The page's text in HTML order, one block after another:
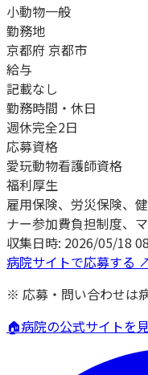
小動物一般
勤務地
京都府 京都市
給与
記載なし
勤務時間・休日
週休完全2日
応募資格
愛玩動物看護師資格
福利厚生
雇用保険、労災保険、
ナー参加費負担制度、
収集日時: 2026/05/18
病院サイトで応募する
※ 応募・問い合わせは
🏠病院の公式サイトを